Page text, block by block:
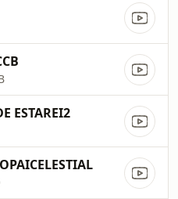
ESTAREI2